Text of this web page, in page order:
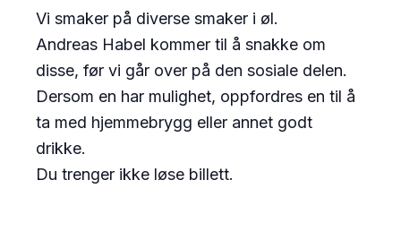
Vi smaker på diverse smaker i øl.
Andreas Habel kommer til å snakke om
disse, før vi går over på den sosiale delen.
Dersom en har mulighet, oppfordres en til å
ta med hjemmebrygg eller annet godt
drikke.
Du trenger ikke løse billett.